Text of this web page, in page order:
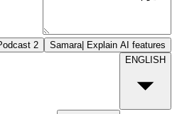
Samara| Explain AI features
2 speakers
ENGLISH